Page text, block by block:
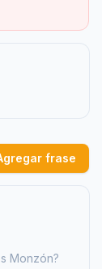
frase
Monzón?